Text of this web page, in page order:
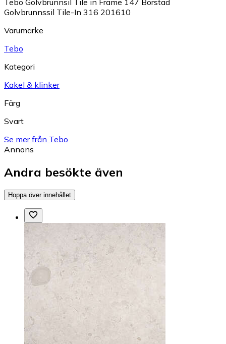
Golvbrunnssil Tile-In 316 201610
Varumärke
Tebo
Kategori
Kakel & klinker
Färg
Svart
Se mer från Tebo
Annons
Andra besökte även
Hoppa över innehållet